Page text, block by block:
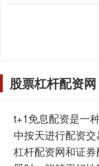
股票杠杆配资网
t+1免息配资是一
中按天进行配资
杠杆配资网和证